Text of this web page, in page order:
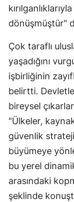
dönüşmüştür"
Çok taraflı
yaşadığını
işbirliğinin
belirtti.
bireysel
"Ülkeler,
güvenlik
büyümeye
bu yerel
arasındaki
şeklinde